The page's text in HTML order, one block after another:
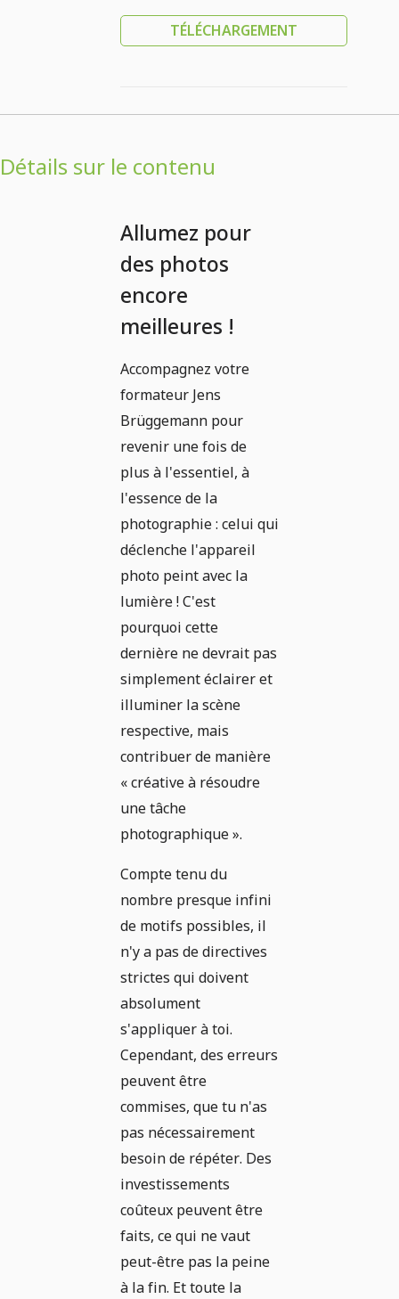
TÉLÉCHARGEMENT
Détails sur le contenu
Allumez pour
des photos
encore
meilleures !
Accompagnez votre
formateur Jens
Brüggemann pour
revenir une fois de
plus à l'essentiel, à
l'essence de la
photographie : celui qui
déclenche l'appareil
photo peint avec la
lumière ! C'est
pourquoi cette
dernière ne devrait pas
simplement éclairer et
illuminer la scène
respective, mais
contribuer de manière
« créative à résoudre
une tâche
photographique ».
Compte tenu du
nombre presque infini
de motifs possibles, il
n'y a pas de directives
strictes qui doivent
absolument
s'appliquer à toi.
Cependant, des erreurs
peuvent être
commises, que tu n'as
pas nécessairement
besoin de répéter. Des
investissements
coûteux peuvent être
faits, ce qui ne vaut
peut-être pas la peine
à la fin. Et toute la